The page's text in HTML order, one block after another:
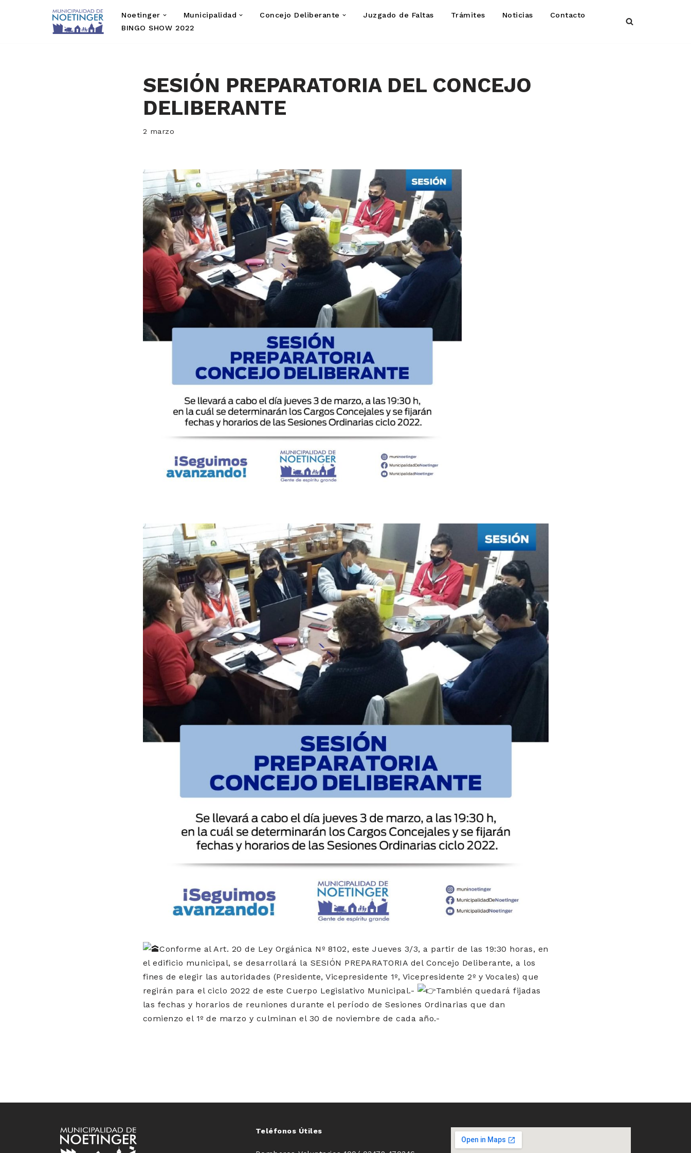
Noetinger Municipalidad Concejo Deliberante Juzgado de Faltas Trámites Noticias
Contacto
BINGO SHOW 2022
SESIÓN PREPARATORIA DEL CONCEJO
DELIBERANTE
2 marzo
Conforme al Art. 20 de Ley Orgánica Nº 8102, este Jueves 3/3, a partir de las 19:30 horas, en
el edificio municipal, se desarrollará la SESIÓN PREPARATORIA del Concejo Deliberante, a los
fines de elegir las autoridades (Presidente, Vicepresidente 1º, Vicepresidente 2º y Vocales) que
regirán para el ciclo 2022 de este Cuerpo Legislativo Municipal.-
También quedará fijadas
las fechas y horarios de reuniones durante el período de Sesiones Ordinarias que dan
comienzo el 1º de marzo y culminan el 30 de noviembre de cada año.-
Teléfonos Útiles